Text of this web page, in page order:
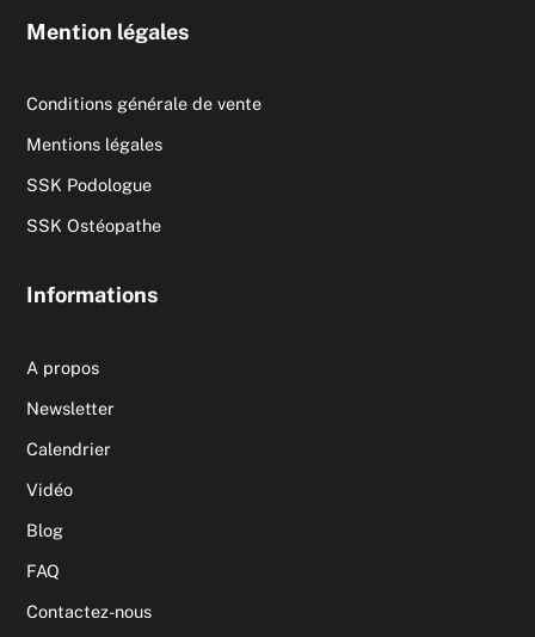
Mention légales
Conditions générale de vente
Mentions légales
SSK Podologue
SSK Ostéopathe
Informations
A propos
Newsletter
Calendrier
Vidéo
Blog
FAQ
Contactez-nous